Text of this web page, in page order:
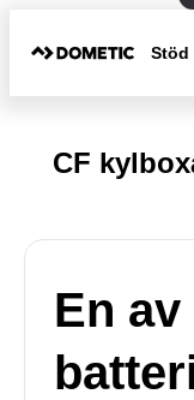
Stöd
CF
En